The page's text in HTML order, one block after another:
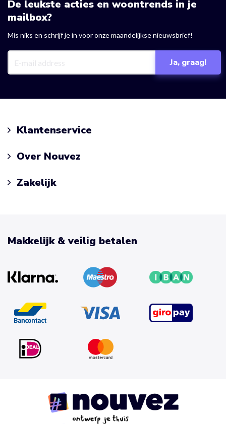
De leukste acties en woontrends in je
mailbox?
Mis niks en schrijf je in voor onze maandelijkse nieuwsbrief!
Klantenservice
Over Nouvez
Zakelijk
Makkelijk & veilig betalen